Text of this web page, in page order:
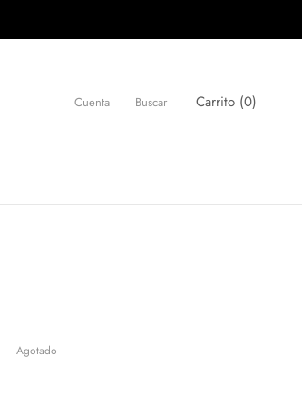
Cuenta Buscar Carrito (0)
Agotado